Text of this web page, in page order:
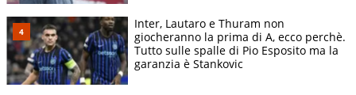
Inter, Lautaro e Thuram non
giocheranno la prima di A, ecco perchè.
Tutto sulle spalle di Pio Esposito ma la
garanzia è Stankovic